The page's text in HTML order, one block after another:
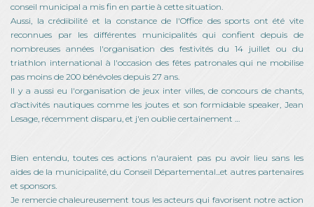
conseil municipal a mis fin en partie à cette situation.
Aussi, la crédibilité et la constance de l'Office des sports ont été vite
reconnues par les différentes municipalités qui confient depuis de
nombreuses années l'organisation des festivités du 14 juillet ou du
triathlon international à l'occasion des fêtes patronales qui ne mobilise
pas moins de 200 bénévoles depuis 27 ans.
Il y a aussi eu l'organisation de jeux inter villes, de concours de chants,
d’activités nautiques comme les joutes et son formidable speaker, Jean
Lesage, récemment disparu, et j'en oublie certainement …
Bien entendu, toutes ces actions n'auraient pas pu avoir lieu sans les
aides de la municipalité, du Conseil Départemental...et autres partenaires
et sponsors.
Je remercie chaleureusement tous les acteurs qui favorisent notre action